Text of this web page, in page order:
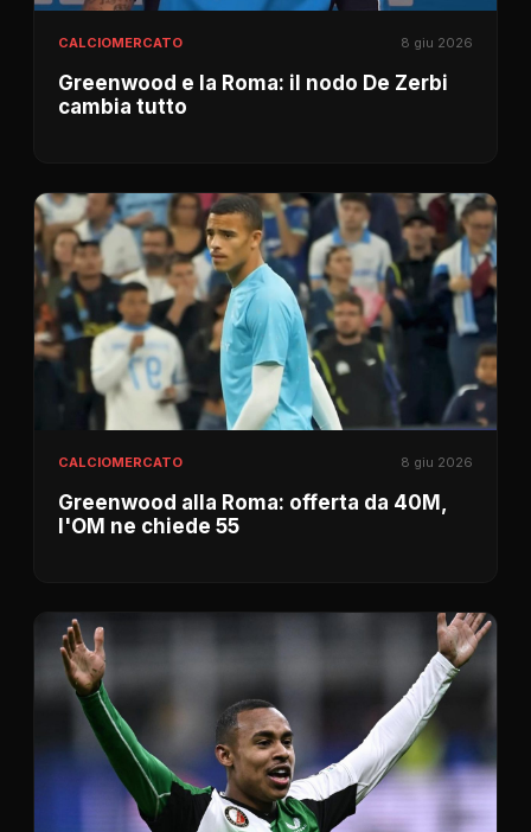
CALCIOMERCATO 8 giu 2026
Greenwood e la Roma: il nodo De Zerbi
cambia tutto
CALCIOMERCATO 8 giu 2026
Greenwood alla Roma: offerta da 40M,
l'OM ne chiede 55